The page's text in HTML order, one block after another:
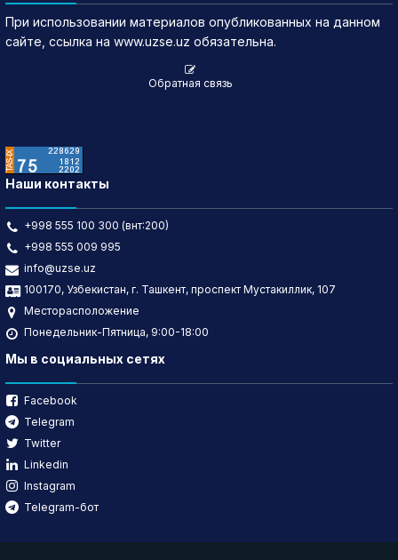
При использовании материалов опубликованных на данном
сайте, ссылка на www.uzse.uz обязательна.
Обратная связь
Наши контакты
+998 555 100 300 (внт:200)
+998 555 009 995
info@uzse.uz
100170, Узбекистан, г. Ташкент, проспект Мустакиллик, 107
Месторасположение
Понедельник-Пятница, 9:00-18:00
Мы в социальных сетях
Facebook
Telegram
Twitter
Linkedin
Instagram
Telegram-бот